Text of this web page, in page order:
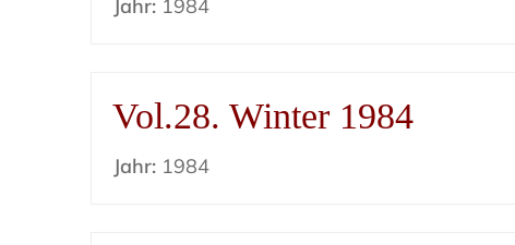
Jahr: 1984
Vol.28. Winter 1984
Jahr: 1984